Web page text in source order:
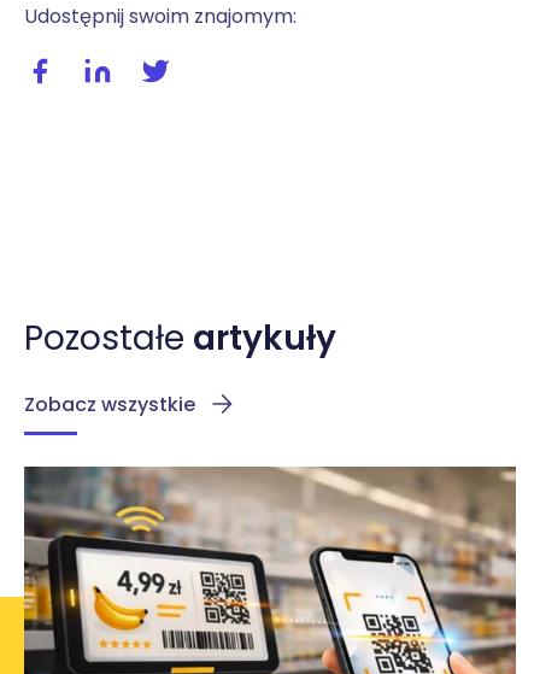
Udostępnij swoim znajomym:
Udostępnij wpis na facebooku
Udostępnij wpis na linkedIn
Pozostałe artykuły
Zobacz wszystkie